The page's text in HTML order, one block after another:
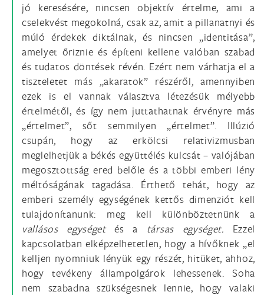
jó keresésére, nincsen objektív értelme, ami a
cselekvést megokolná, csak az, amit a pillanatnyi és
múló érdekek diktálnak, és nincsen „identitása”,
amelyet őriznie és építeni kellene valóban szabad
és tudatos döntések révén. Ezért nem várhatja el a
tiszteletet más „akaratok” részéről, amennyiben
ezek is el vannak választva létezésük mélyebb
értelmétől, és így nem juttathatnak érvényre más
„értelmet”, sőt semmilyen „értelmet”. Illúzió
csupán, hogy az erkölcsi relativizmusban
meglelhetjük a békés együttélés kulcsát – valójában
megosztottság ered belőle és a többi emberi lény
méltóságának tagadása. Érthető tehát, hogy az
emberi személy egységének kettős dimenziót kell
tulajdonítanunk: meg kell különböztetnünk a
vallásos egységetés a társas egységet. Ezzel
kapcsolatban elképzelhetetlen, hogy a hívőknek „el
kelljen nyomniuk lényük egy részét, hitüket, ahhoz,
hogy tevékeny állampolgárok lehessenek. Soha
nem szabadna szükségesnek lennie, hogy valaki